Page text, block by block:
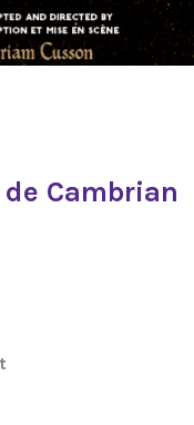
Cambrian